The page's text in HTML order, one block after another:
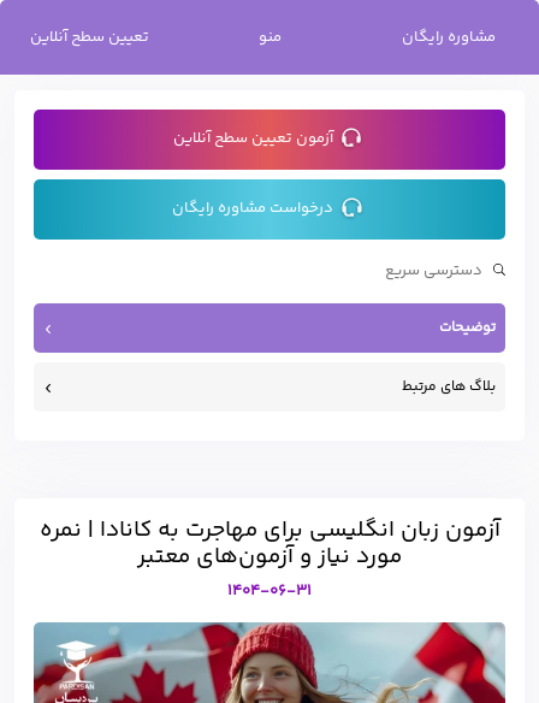
مشاوره رایگان منو تعیین سطح آنلاین / آزمون زبان انگلیسی برای مهاجرت به کانادا | نمره مورد نیاز و آزمون‌های
آزمون زبان انگلیسی برای مهاجرت به کانادا | نمره
مورد نیاز و آزمون‌های معتبر
1404-06-31
آزمون تعیین سطح آنلاین
درخواست مشاوره رایگان
توضیحات
بلاگ های مرتبط